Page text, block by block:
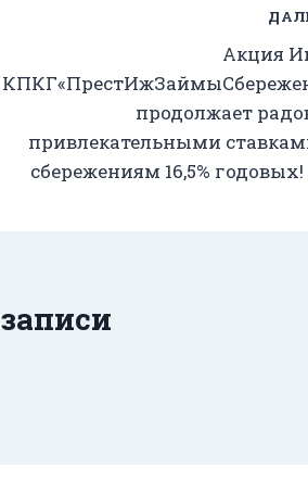
Акция
продолжает
привлекательными
сбережениям 16,5% годовых!